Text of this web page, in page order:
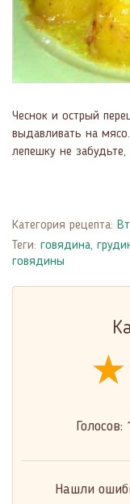
Чеснок и острый
выдавливать на
лепешку не
Категория рецепта:
Теги: говядина,
говядины
Голосов:
Нашли